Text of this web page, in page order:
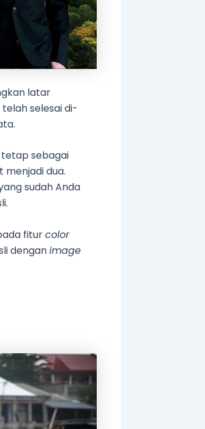
latar
selesai di-
sebagai
dua.
sudah Anda
fiturcolor
denganimage